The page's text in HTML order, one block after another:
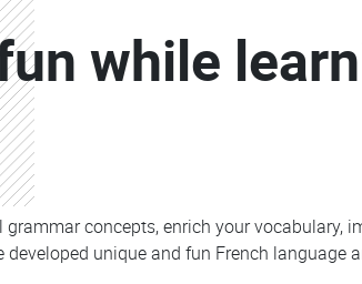
while
grammar concepts, enrich your vocabulary,
unique and fun French language